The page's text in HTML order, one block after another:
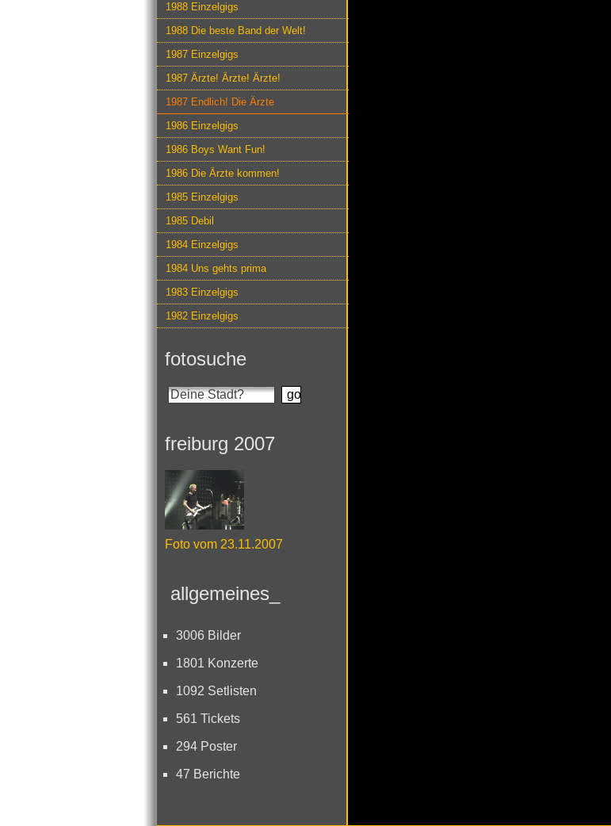
1988 Einzelgigs
1988 Die beste Band der Welt!
1987 Einzelgigs
1987 Ärzte! Ärzte! Ärzte!
1987 Endlich! Die Ärzte
1986 Einzelgigs
1986 Boys Want Fun!
1986 Die Ärzte kommen!
1985 Einzelgigs
1985 Debil
1984 Einzelgigs
1984 Uns gehts prima
1983 Einzelgigs
1982 Einzelgigs
fotosuche
freiburg 2007
Foto vom 23.11.2007
allgemeines_
3006 Bilder
1801 Konzerte
1092 Setlisten
561 Tickets
294 Poster
47 Berichte